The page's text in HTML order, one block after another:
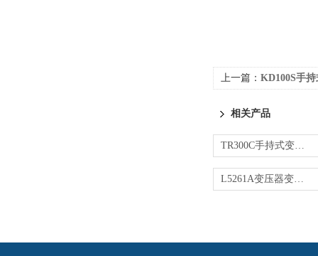
上一篇： KD100S手
相关产品
TR300C手持式变压器变比测试仪
L5261A变压器变比测试仪